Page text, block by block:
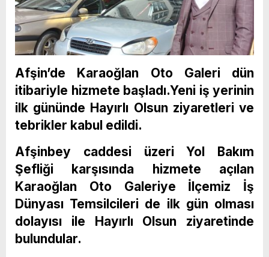
Afşin’de Karaoğlan Oto Galeri dün
itibariyle hizmete başladı.Yeni iş yerinin
ilk gününde Hayırlı Olsun ziyaretleri ve
tebrikler kabul edildi.
Afşinbey caddesi üzeri Yol Bakım
Şefliği karşısında hizmete açılan
Karaoğlan Oto Galeriye İlçemiz İş
Dünyası Temsilcileri de ilk gün olması
dolayısı ile Hayırlı Olsun ziyaretinde
bulundular.